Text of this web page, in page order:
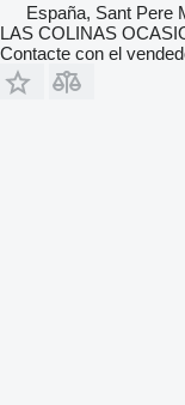
España, Sant Pere
LAS COLINAS
Contacte con el